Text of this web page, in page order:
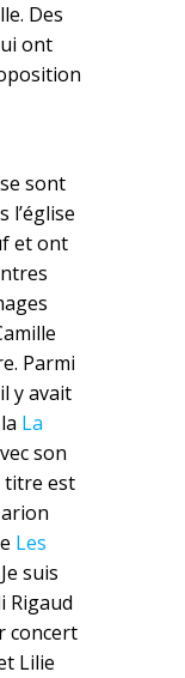
Des
ont
sont
l’église
et ont
Parmi
y avait
La
son
titre est
Les
suis
Rigaud
concert
Lilie